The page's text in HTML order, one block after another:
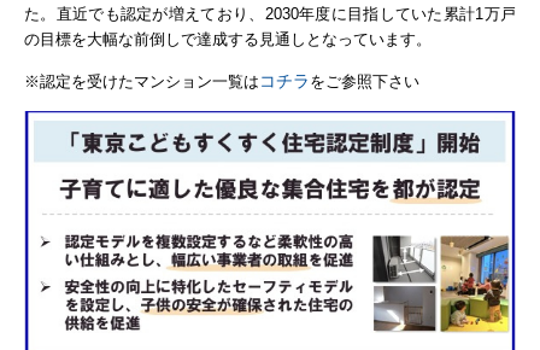
た。直近でも認定が増えており、2030年度に目指していた累計1万戸
の目標を大幅な前倒しで達成する見通しとなっています。
※認定を受けたマンション一覧は コチラ をご参照下さい